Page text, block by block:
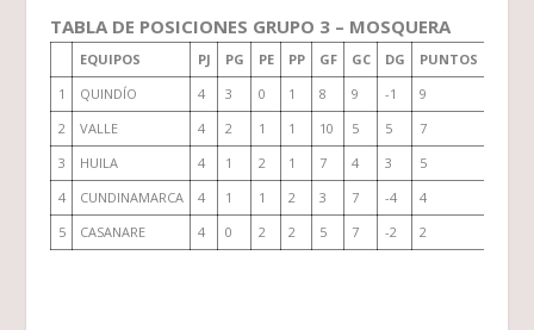
TABLA DE POSICIONES GRUPO 3 – MOSQUERA
EQUIPOS PJ PG PE PP GF GC DG
PUNTOS
1
QUINDÍO 4 3 0 1 8 9 -1
9
2
VALLE 4 2 1 1 10 5 5
7
3
HUILA 4 1 2 1 7 4 3
5
4
CUNDINAMARCA 4 1 1 2 3 7 -4
4
5
CASANARE 4 0 2 2 5 7 -2 2